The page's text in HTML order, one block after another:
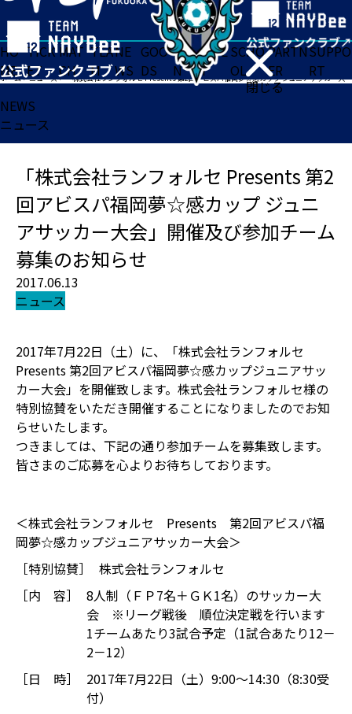
閉じる
HO
ME
TICK
ET
MAT
CH
TEA
M
NE
WS
GOO
DS
FA
N
ACADE
MY
SCHO
OL
PARTN
ER
SUPPO
RT
ホーム>ニュース>「株式会社ランフォルセ Presents 第2回アビスパ福岡夢☆感カップ ジュニアサッカー大会」開催及び参加チーム募集のお知らせ
NEWS
ニュース
「株式会社ランフォルセ Presents 第2
回アビスパ福岡夢☆感カップ ジュニ
アサッカー大会」開催及び参加チーム
募集のお知らせ
2017.06.13
ニュース
2017年7月22日（土）に、「株式会社ランフォルセ
Presents 第2回アビスパ福岡夢☆感カップジュニアサッ
カー大会」を開催致します。株式会社ランフォルセ様の
特別協賛をいただき開催することになりましたのでお知
らせいたします。
つきましては、下記の通り参加チームを募集致します。
皆さまのご応募を心よりお待ちしております。
＜株式会社ランフォルセ Presents 第2回アビスパ福
岡夢☆感カップジュニアサッカー大会＞
［特別協賛］
株式会社ランフォルセ
［内 容］
8人制（ＦＰ7名＋ＧＫ1名）のサッカー大
会 ※リーグ戦後 順位決定戦を行います
1チームあたり3試合予定（1試合あたり12－
2－12）
［日 時］
2017年7月22日（土）9:00～14:30（8:30受
付）